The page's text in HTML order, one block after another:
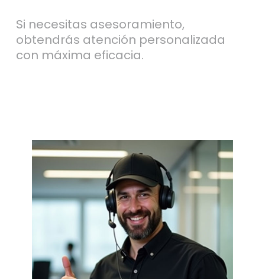
Si necesitas asesoramiento,
obtendrás atención personalizada
con máxima eficacia.